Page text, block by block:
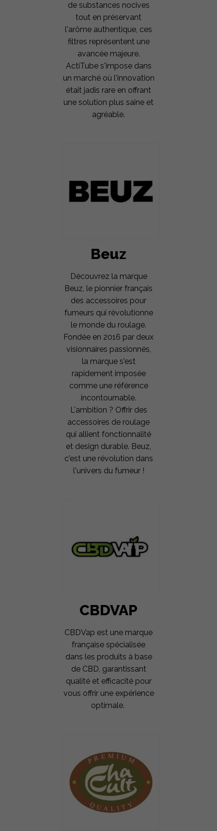
de substances nocives
tout en préservant
l'arôme authentique, ces
filtres représentent une
avancée majeure.
ActiTube s'impose dans
un marché où l'innovation
était jadis rare en offrant
une solution plus saine et
agréable.
Beuz
Découvrez la marque
Beuz, le pionnier français
des accessoires pour
fumeurs qui révolutionne
le monde du roulage.
Fondée en 2016 par deux
visionnaires passionnés,
la marque s'est
rapidement imposée
comme une référence
incontournable.
L'ambition ? Offrir des
accessoires de roulage
qui allient fonctionnalité
et design durable. Beuz,
c'est une révolution dans
l'univers du fumeur !
CBDVAP
CBDVap est une marque
française spécialisée
dans les produits à base
de CBD, garantissant
qualité et efficacité pour
vous offrir une expérience
optimale.